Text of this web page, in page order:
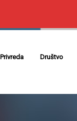
Privreda Društvo